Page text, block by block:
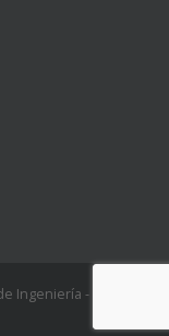
Ingeniería - ISCI